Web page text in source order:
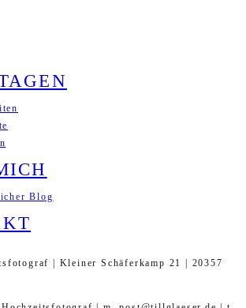
Blog
| Kleiner Schäferkamp 21 | 20357